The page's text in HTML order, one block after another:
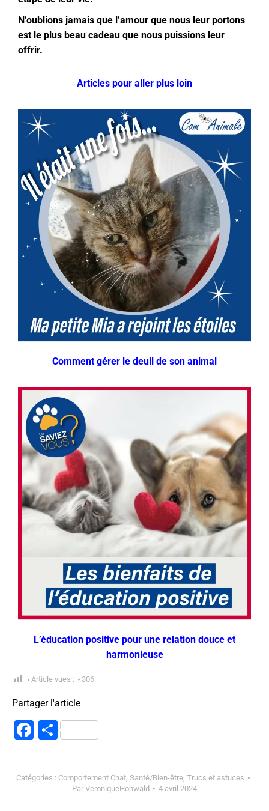
N’oublions jamais que l’amour que nous leur portons
est le plus beau cadeau que nous puissions leur
offrir.
Articles pour aller plus loin
Comment gérer le deuil de son animal
L’éducation positive pour une relation douce et
harmonieuse
Article vues : 306
Partager l'article
Facebook
Partager
Catégories : Comportement Chat, Santé/Bien-être, Trucs et astuces
Par VeroniqueHohwald 4 avril 2024